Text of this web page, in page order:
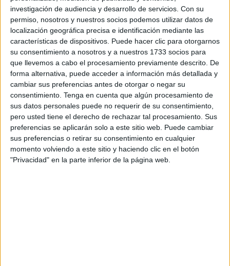
investigación de audiencia y desarrollo de servicios. Con su
permiso, nosotros y nuestros socios podemos utilizar datos de
localización geográfica precisa e identificación mediante las
características de dispositivos. Puede hacer clic para otorgarnos
su consentimiento a nosotros y a nuestros 1733 socios para
que llevemos a cabo el procesamiento previamente descrito. De
forma alternativa, puede acceder a información más detallada y
cambiar sus preferencias antes de otorgar o negar su
consentimiento. Tenga en cuenta que algún procesamiento de
sus datos personales puede no requerir de su consentimiento,
pero usted tiene el derecho de rechazar tal procesamiento. Sus
preferencias se aplicarán solo a este sitio web. Puede cambiar
sus preferencias o retirar su consentimiento en cualquier
momento volviendo a este sitio y haciendo clic en el botón
"Privacidad" en la parte inferior de la página web.
Después de las peticiones de Kissy Chandiramani,
candidata del Partido Popular de Ceuta (PP) a las
elecciones autonómicas del 28M, a la ministra de
Hacienda, María Jesús Montero,en su visita a la ciudad
autónoma, los Populares "no pueden más que suspender
una vez más la gestión de lossocialistascon Juan
Gutiérrez al frente".
"Preocúpese en serio por el futuro de Ceuta. La estabilidad
empresarial y laboral están en juego y no es capaz de
concretarnos nada", ha reprochado Chandiramani a
Montero.